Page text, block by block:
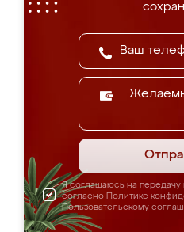
Я соглашаюсь на передачу
согласно Политике
Пользовательскому